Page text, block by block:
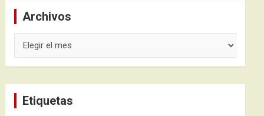
Archivos
Etiquetas